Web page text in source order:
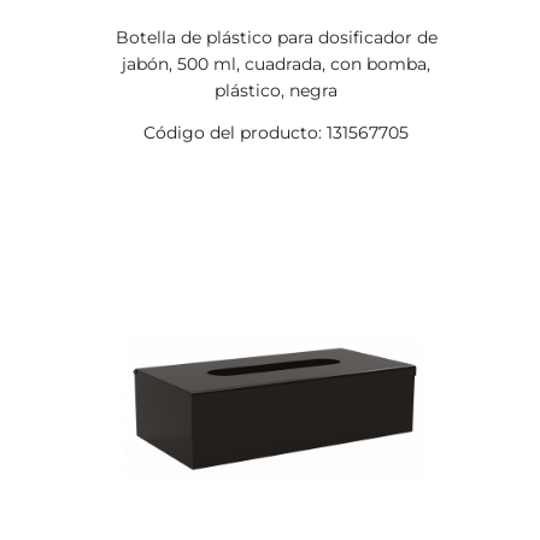
Botella de plástico para dosificador de
jabón, 500 ml, cuadrada, con bomba,
plástico, negra
Código del producto: 131567705